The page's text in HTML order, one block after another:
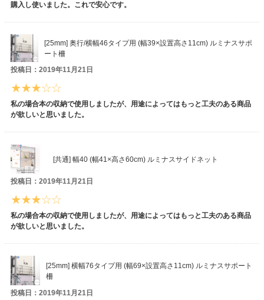
購入し使いました。これで安心です。
[25mm] 奥行/横幅46タイプ用 (幅39×設置高さ11cm) ルミナスサポ
ート柵
投稿日：2019年11月21日
私の場合本の収納で使用しましたが、用途によってはもっと工夫のある商品
が欲しいと思いました。
[共通] 幅40 (幅41×高さ60cm) ルミナスサイドネット
投稿日：2019年11月21日
私の場合本の収納で使用しましたが、用途によってはもっと工夫のある商品
が欲しいと思いました。
[25mm] 横幅76タイプ用 (幅69×設置高さ11cm) ルミナスサポート
柵
投稿日：2019年11月21日